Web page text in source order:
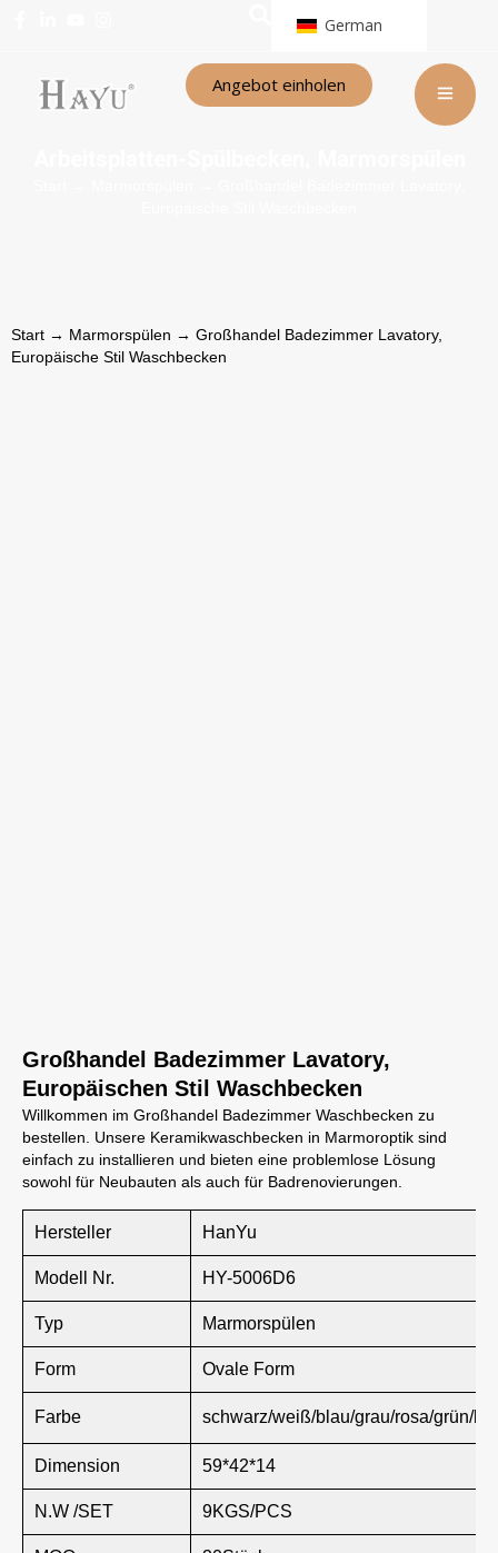
German
Angebot einholen
Start → Marmorspülen → Großhandel Badezimmer Lavatory,
Europäische Stil Waschbecken
Großhandel Badezimmer Lavatory,
Europäischen Stil Waschbecken
Willkommen im Großhandel Badezimmer Waschbecken zu
bestellen. Unsere Keramikwaschbecken in Marmoroptik sind
einfach zu installieren und bieten eine problemlose Lösung
sowohl für Neubauten als auch für Badrenovierungen.
Hersteller HanYu
Modell Nr. HY-5006D6
Typ Marmorspülen
Form Ovale Form
Farbe schwarz/weiß/blau/grau/rosa/grün/
Dimension 59*42*14
N.W /SET 9KGS/PCS